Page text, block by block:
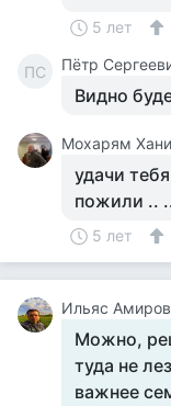
5 лет
ПС Пётр
Видно
Мохарям
удачи
пожили ..
5 лет
Ильяс Амиров
Можно,
туда не
важнее